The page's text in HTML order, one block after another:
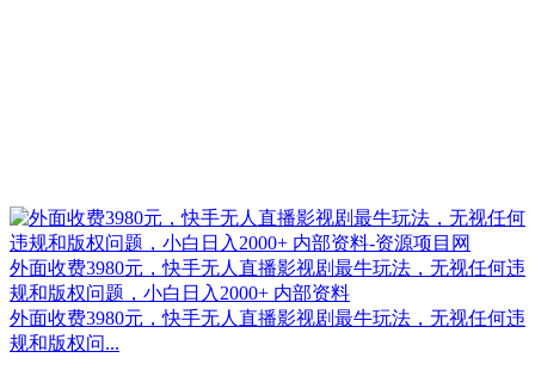
外面收费3980元，快手无人直播影视剧最牛玩法，无视任何违
规和版权问题，小白日入2000+ 内部资料
外面收费3980元，快手无人直播影视剧最牛玩法，无视任何违
规和版权问...